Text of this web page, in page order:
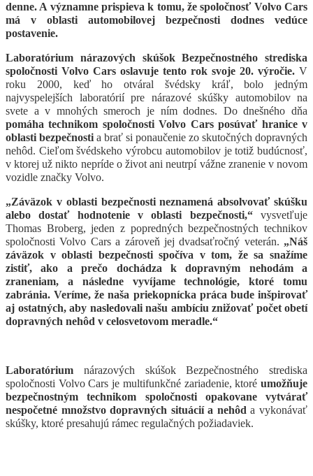
denne. A významne prispieva k tomu, že spoločnosť Volvo Cars
má v oblasti automobilovej bezpečnosti dodnes vedúce
postavenie.
Laboratórium nárazových skúšok Bezpečnostného strediska
spoločnosti Volvo Cars oslavuje tento rok svoje 20. výročie. V
roku 2000, keď ho otváral švédsky kráľ, bolo jedným
najvyspelejších laboratórií pre nárazové skúšky automobilov na
svete a v mnohých smeroch je ním dodnes. Do dnešného dňa
pomáha technikom spoločnosti Volvo Cars posúvať hranice v
oblasti bezpečnosti a brať si ponaučenie zo skutočných dopravných
nehôd. Cieľom švédskeho výrobcu automobilov je totiž budúcnosť,
v ktorej už nikto nepríde o život ani neutrpí vážne zranenie v novom
vozidle značky Volvo.
„Záväzok v oblasti bezpečnosti neznamená absolvovať skúšku
alebo dostať hodnotenie v oblasti bezpečnosti,“vysvetľuje
Thomas Broberg, jeden z popredných bezpečnostných technikov
spoločnosti Volvo Cars a zároveň jej dvadsaťročný veterán. „Náš
záväzok v oblasti bezpečnosti spočíva v tom, že sa snažíme
zistiť, ako a prečo dochádza k dopravným nehodám a
zraneniam, a následne vyvíjame technológie, ktoré tomu
zabránia. Veríme, že naša priekopnícka práca bude inšpirovať
aj ostatných, aby nasledovali našu ambíciu znižovať počet obetí
dopravných nehôd v celosvetovom meradle.“
Laboratórium nárazových skúšok Bezpečnostného strediska
spoločnosti Volvo Cars je multifunkčné zariadenie, ktoré umožňuje
bezpečnostným technikom spoločnosti opakovane vytvárať
nespočetné množstvo dopravných situácií a nehôd a vykonávať
skúšky, ktoré presahujú rámec regulačných požiadaviek.